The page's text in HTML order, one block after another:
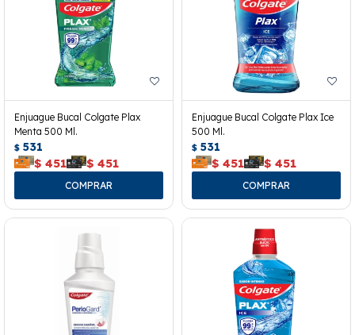
Enjuague Bucal Colgate Plax
Menta 500 Ml.
$ 531
$ 451 $ 451
Enjuague Bucal Colgate Plax Ice
500 Ml.
$ 531
$ 451 $ 451